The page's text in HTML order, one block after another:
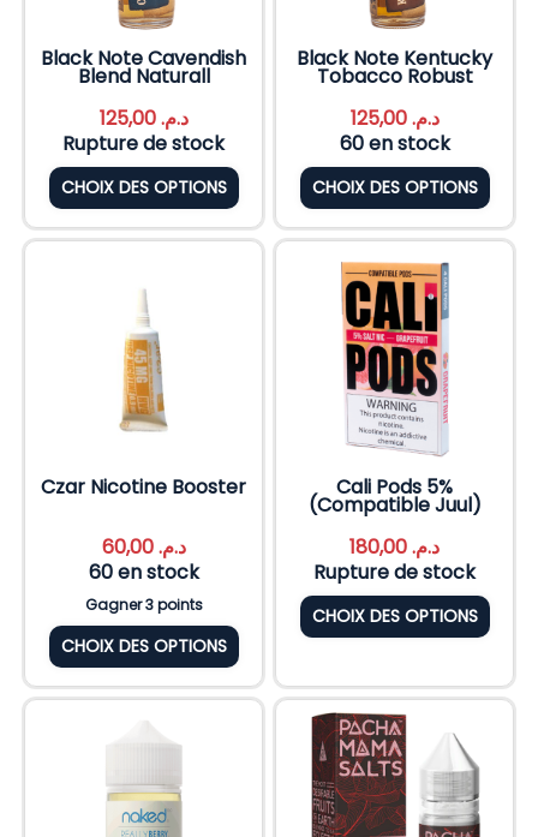
Black Note Cavendish
Blend Naturall
د.م.125,00
Rupture de stock
CHOIX DES OPTIONS
Black Note Kentucky
Tobacco Robust
د.م.125,00
60 en stock
CHOIX DES OPTIONS
Czar Nicotine Booster
د.م.60,00
60 en stock
Gagner 3 points
CHOIX DES OPTIONS
Cali Pods 5%
(Compatible Juul)
د.م.
Rupture de stock
CHOIX DES OPTIONS